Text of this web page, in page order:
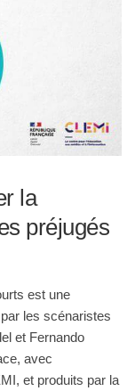
la
préjugés
est une
les scénaristes
et Fernando
avec
et produits par la